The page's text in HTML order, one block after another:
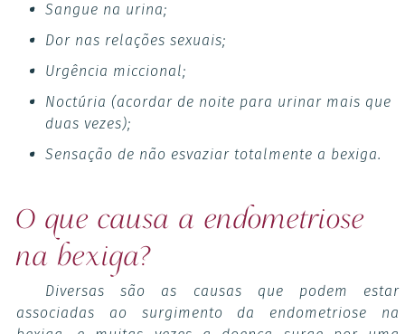
Sangue na urina;
Dor nas relações sexuais;
Urgência miccional;
Noctúria (acordar de noite para urinar mais que
duas vezes);
Sensação de não esvaziar totalmente a bexiga.
O que causa a endometriose
na bexiga?
Diversas são as causas que podem estar
associadas ao surgimento da endometriose na